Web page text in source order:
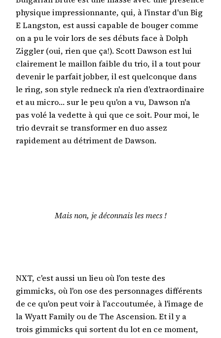
physique impressionnante, qui, à l'instar d'un Big
E Langston, est aussi capable de bouger comme
on a pu le voir lors de ses débuts face à Dolph
Ziggler (oui, rien que ça!). Scott Dawson est lui
clairement le maillon faible du trio, il a tout pour
devenir le parfait jobber, il est quelconque dans
le ring, son style redneck n'a rien d'extraordinaire
et au micro… sur le peu qu'on a vu, Dawson n'a
pas volé la vedette à qui que ce soit. Pour moi, le
trio devrait se transformer en duo assez
rapidement au détriment de Dawson.
Mais non, je déconnais les mecs !
NXT, c'est aussi un lieu où l'on teste des
gimmicks, où l'on ose des personnages différents
de ce qu'on peut voir à l'accoutumée, à l'image de
la Wyatt Family ou de The Ascension. Et il y a
trois gimmicks qui sortent du lot en ce moment,